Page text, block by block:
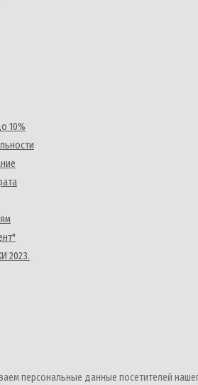
10%
2023.
персональные данные посетителей